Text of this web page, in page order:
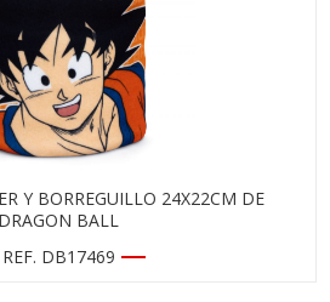
Y BORREGUILLO 24X22CM DE
DRAGON BALL
REF. DB17469